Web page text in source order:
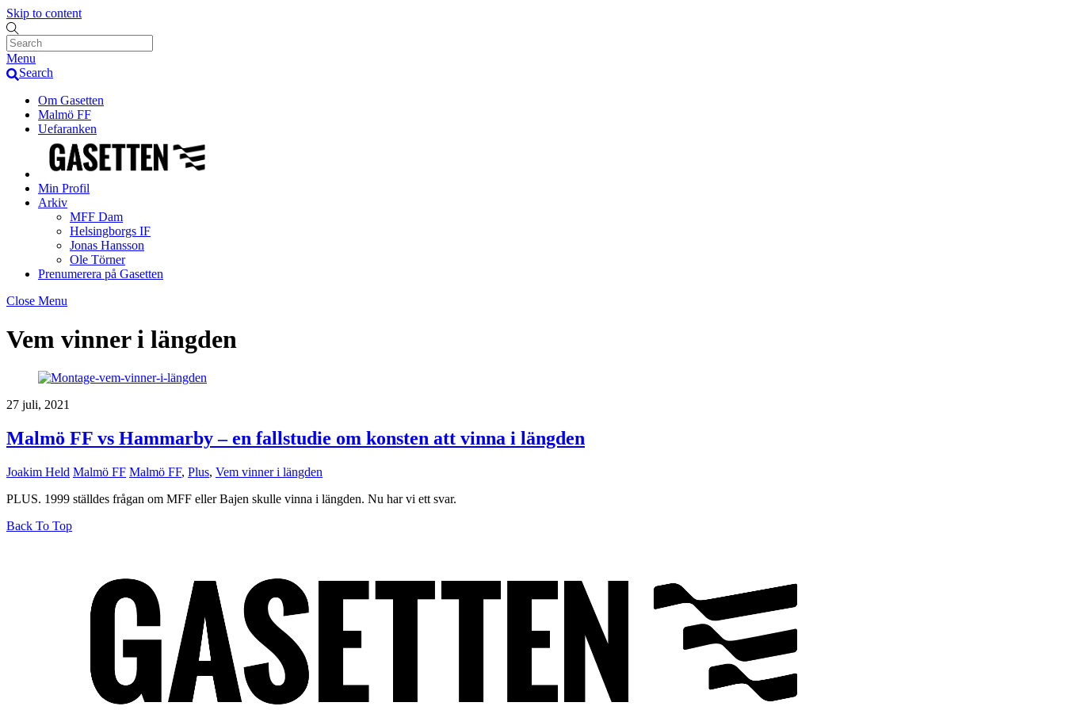
Skip to content
Menu
Search
Om Gasetten
Malmö FF
Uefaranken
Min Profil
Arkiv
MFF Dam
Helsingborgs IF
Jonas Hansson
Ole Törner
Prenumerera på Gasetten
Close Menu
Vem vinner i längden
27 juli, 2021
Malmö FF vs Hammarby – en fallstudie om konsten att vinna i längden
Joakim Held Malmö FF Malmö FF, Plus, Vem vinner i längden
PLUS. 1999 ställdes frågan om MFF eller Bajen skulle vinna i längden. Nu har vi ett svar.
Back To Top